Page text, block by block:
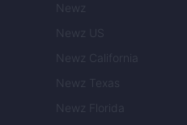
Newz
Newz US
Newz California
Newz Texas
Newz Florida